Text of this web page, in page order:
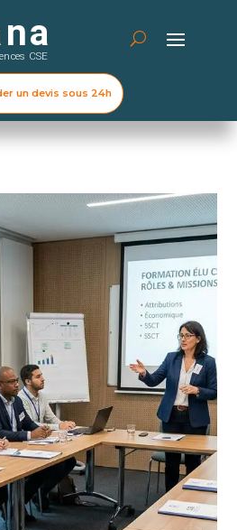
un devis sous 24h